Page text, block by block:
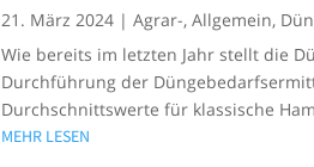
21. März 2024 |Agrar-,Allgemein,
Wie bereits im letzten Jahr stellt die
Durchführung der
Durchschnittswerte für klassische
MEHR LESEN